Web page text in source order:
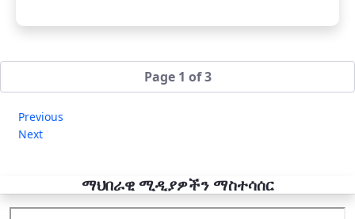
Page 1 of 3
Previous
Next
ማህበራዊ ሚዲያዎችን ማስተሳሰር